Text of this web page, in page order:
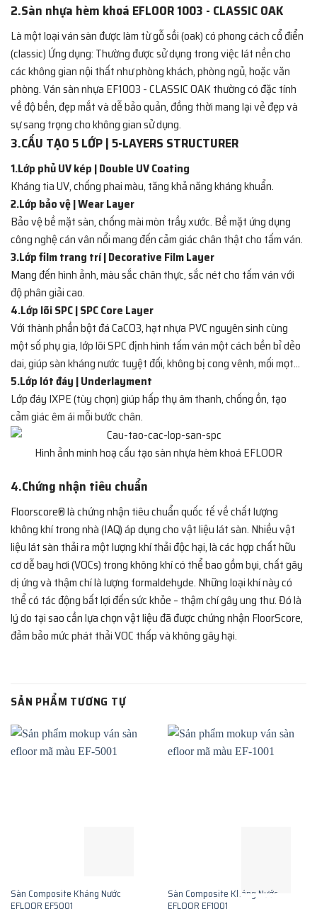
2.Sàn nhựa hèm khoá EFLOOR 1003 - CLASSIC OAK
Là một loại ván sàn được làm từ gỗ sồi (oak) có phong cách cổ điển
(classic) Ứng dụng: Thường được sử dụng trong việc lát nền cho
các không gian nội thất như phòng khách, phòng ngủ, hoặc văn
phòng. Ván sàn nhựa EF1003 - CLASSIC OAK thường có đặc tính
về độ bền, đẹp mắt và dễ bảo quản, đồng thời mang lại vẻ đẹp và
sự sang trọng cho không gian sử dụng.
3.CẤU TẠO 5 LỚP | 5-LAYERS STRUCTURER
1.Lớp phủ UV kép | Double UV Coating
Kháng tia UV, chống phai màu, tăng khả năng kháng khuẩn.
2.Lớp bảo vệ | Wear Layer
Bảo vệ bề mặt sàn, chống mài mòn trầy xước. Bề mặt ứng dụng
công nghệ cán vân nổi mang đến cảm giác chân thật cho tấm ván.
3.Lớp film trang trí | Decorative Film Layer
Mang đến hình ảnh, màu sắc chân thực, sắc nét cho tấm ván với
độ phân giải cao.
4.Lớp lõi SPC | SPC Core Layer
Với thành phần bột đá CaCO3, hạt nhựa PVC nguyên sinh cùng
một số phụ gia, lớp lõi SPC định hình tấm ván một cách bền bỉ dẻo
dai, giúp sàn kháng nước tuyệt đối, không bị cong vênh, mối mọt…
5.Lớp lót đáy | Underlayment
Lớp đáy IXPE (tùy chọn) giúp hấp thụ âm thanh, chống ồn, tạo
cảm giác êm ái mỗi bước chân.
Hình ảnh minh hoạ cấu tạo sàn nhựa hèm khoá EFLOOR
4.Chứng nhận tiêu chuẩn
Floorscore® là chứng nhận tiêu chuẩn quốc tế về chất lượng
không khí trong nhà (IAQ) áp dụng cho vật liệu lát sàn. Nhiều vật
liệu lát sàn thải ra một lượng khí thải độc hại, là các hợp chất hữu
cơ dễ bay hơi (VOCs) trong không khí có thể bao gồm bụi, chất gây
dị ứng và thậm chí là lượng formaldehyde. Những loại khí này có
thể có tác động bất lợi đến sức khỏe – thậm chí gây ung thư. Đó là
lý do tại sao cần lựa chọn vật liệu đã được chứng nhận FloorScore,
đảm bảo mức phát thải VOC thấp và không gây hại.
SẢN PHẨM TƯƠNG TỰ
Sàn Composite Kháng Nước
EFLOOR EF5001
Sàn Composite Kháng Nước
EFLOOR EF1001